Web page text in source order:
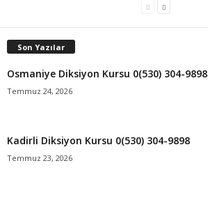
Son Yazılar
Osmaniye Diksiyon Kursu 0(530) 304-9898
Temmuz 24, 2026
Kadirli Diksiyon Kursu 0(530) 304-9898
Temmuz 23, 2026